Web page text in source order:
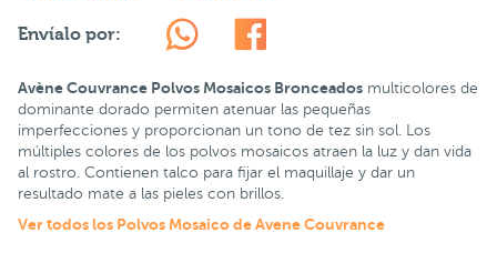
Envíalo por:
Avène Couvrance Polvos Mosaicos Bronceados multicolores de
dominante dorado permiten atenuar las pequeñas
imperfecciones y proporcionan un tono de tez sin sol. Los
múltiples colores de los polvos mosaicos atraen la luz y dan vida
al rostro. Contienen talco para fijar el maquillaje y dar un
resultado mate a las pieles con brillos.
Ver todos los Polvos Mosaico de Avene Couvrance